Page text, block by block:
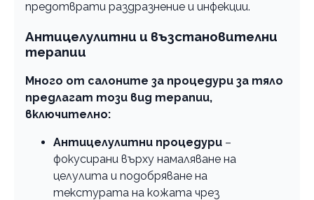
предотврати раздразнение и инфекции.
Антицелулитни и възстановителни
терапии
Много от салоните за процедури за тяло
предлагат този вид терапии,
включително:
Антицелулитни процедури –
фокусирани върху намаляване на
целулита и подобряване на
текстурата на кожата чрез